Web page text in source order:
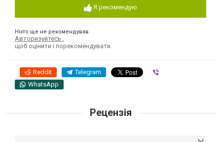
Я рекомендую
Ніхто ще не рекомендував
Авторизуйтесь
щоб оцінити і порекомендувати
Reddit Telegram
WhatsApp
Рецензія